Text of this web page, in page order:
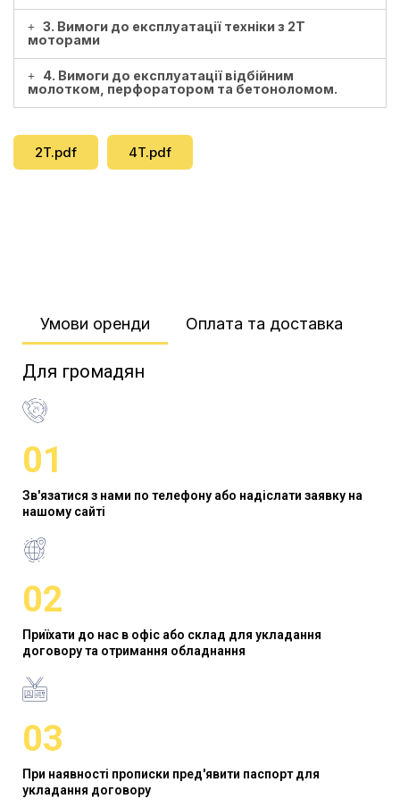
3. Вимоги до експлуатації техніки з 2Т
моторами
4. Вимоги до експлуатації відбійним
молотком, перфоратором та бетоноломом.
2T.pdf 4T.pdf
Умови оренди​ Оплата та доставка​
Для громадян
01
Зв'язатися з нами по телефону або надіслати заявку на
нашому сайті
02
Приїхати до нас в офіс або склад для укладання
договору та отримання обладнання
03
При наявності прописки пред'явити паспорт для
укладання договору